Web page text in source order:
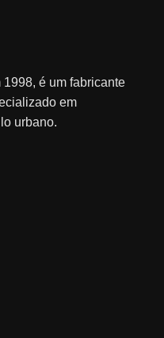
é um fabricante
em
urbano.